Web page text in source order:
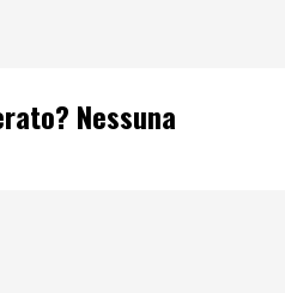
Nessuna